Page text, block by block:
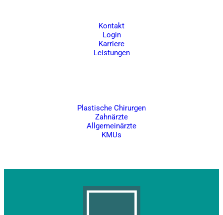
Kontakt
Login
Karriere
Leistungen
Plastische Chirurgen
Zahnärzte
Allgemeinärzte
KMUs